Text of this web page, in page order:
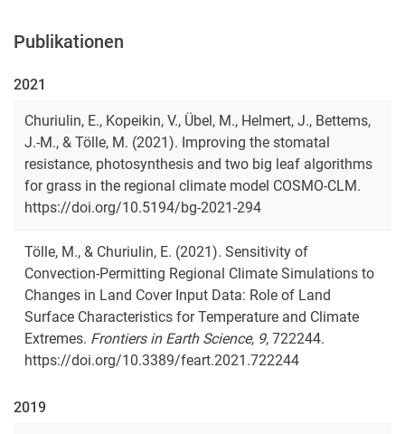
Publikationen
2021
Churiulin, E., Kopeikin, V., Übel, M., Helmert, J., Bettems,
J.-M., & Tölle, M. (2021). Improving the stomatal
resistance, photosynthesis and two big leaf algorithms
for grass in the regional climate model COSMO-CLM.
https://doi.org/10.5194/bg-2021-294
Tölle, M., & Churiulin, E. (2021). Sensitivity of
Convection-Permitting Regional Climate Simulations to
Changes in Land Cover Input Data: Role of Land
Surface Characteristics for Temperature and Climate
Extremes. Frontiers in Earth Science, 9, 722244.
https://doi.org/10.3389/feart.2021.722244
2019